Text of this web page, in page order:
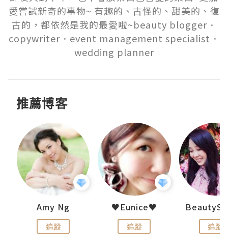
愛嘗試新奇的事物~ 有趣的、古怪的、甜美的、復
古的，都依然是我的最愛啦~beauty blogger．
copywriter．event management specialist．
wedding planner
推薦博客
Amy Ng
追蹤
♥Eunice♥
追蹤 追蹤